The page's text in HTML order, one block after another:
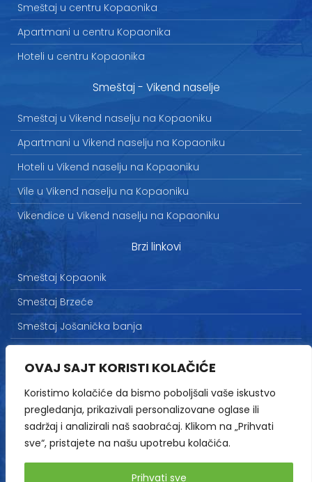
OVAJ SAJT KORISTI KOLAČIĆE
Koristimo kolačiće da bismo poboljšali vaše iskustvo
pregledanja, prikazivali personalizovane oglase ili
sadržaj i analizirali naš saobraćaj. Klikom na „Prihvati
sve“, pristajete na našu upotrebu kolačića.
Prihvati sve
Smeštaj u centru Kopaonika
Apartmani u centru Kopaonika
Hoteli u centru Kopaonika
Smeštaj - Vikend naselje
Smeštaj u Vikend naselju na Kopaoniku
Apartmani u Vikend naselju na Kopaoniku
Hoteli u Vikend naselju na Kopaoniku
Vile u Vikend naselju na Kopaoniku
Vikendice u Vikend naselju na Kopaoniku
Brzi linkovi
Smeštaj Kopaonik
Smeštaj Brzeće
Smeštaj Jošanička banja
Marketing
Politika privatnosti
Kontakt